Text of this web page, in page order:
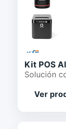
Kit POS
Solución
Ver